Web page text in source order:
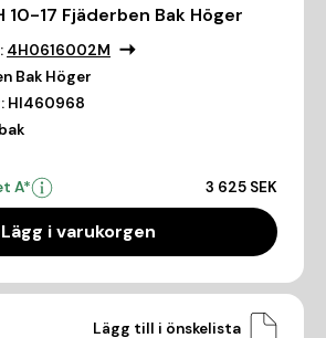
10-17 Fjäderben Bak Höger
4H0616002M
Bak Höger
HI460968
A* 3 625 SEK
Lägg i varukorgen
Lägg till i önskelista